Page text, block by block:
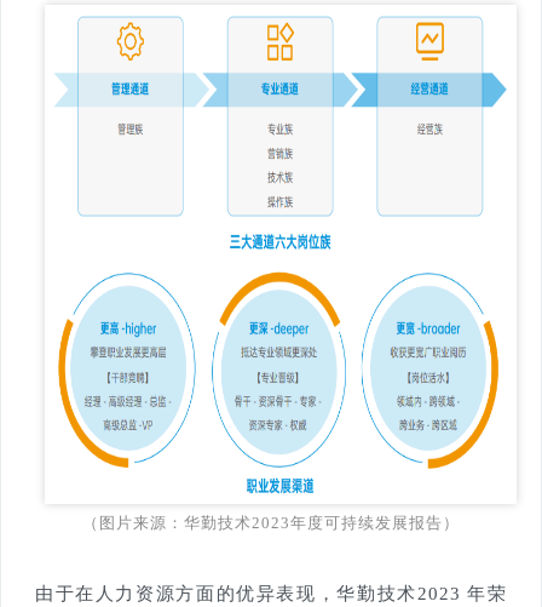
（图片来源：华勤技术2023年度可持续发展报告）
由于在人力资源方面的优异表现，华勤技术2023 年荣